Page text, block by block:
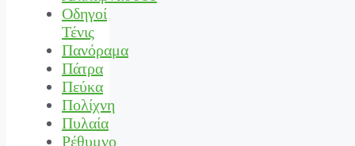
Οδηγοί
Τένις
Πανόραμα
Πάτρα
Πεύκα
Πολίχνη
Πυλαία
Ρέθυμνο